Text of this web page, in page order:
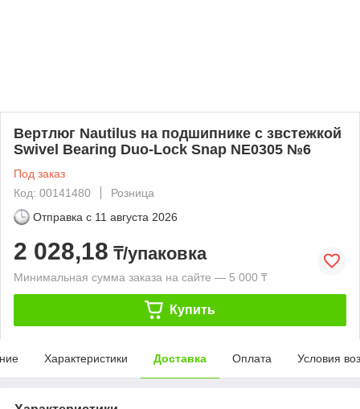
Вертлюг Nautilus на подшипнике с звстежкой
Swivel Bearing Duo-Lock Snap NE0305 №6
Под заказ
Код: 00141480
Розница
Отправка с 11 августа 2026
2 028,18 ₸/упаковка
Минимальная сумма заказа на сайте — 5 000 ₸
Купить
Характеристики Доставка Оплата Условия